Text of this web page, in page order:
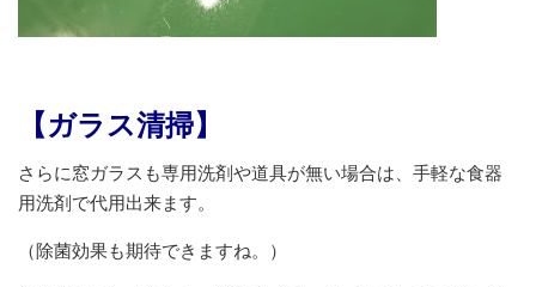
【ガラス清掃】
さらに窓ガラスも専用洗剤や道具が無い場合は、手軽な食器
用洗剤で代用出来ます。
（除菌効果も期待できますね。）